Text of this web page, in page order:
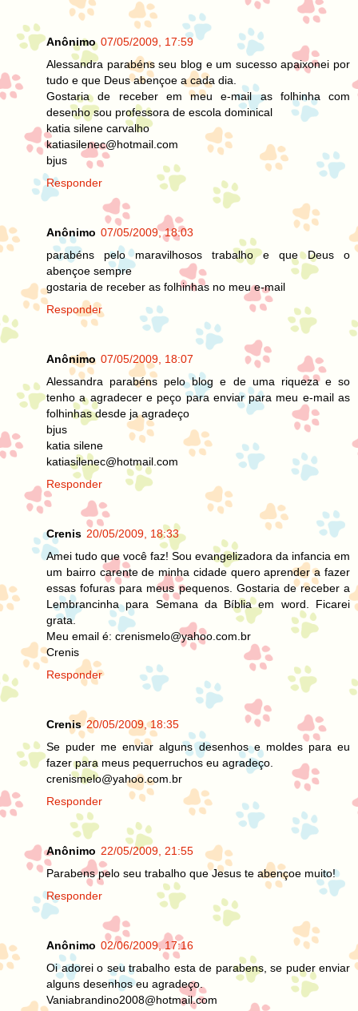
Anônimo 07/05/2009, 17:59
Alessandra parabéns seu blog e um sucesso apaixonei por
tudo e que Deus abençoe a cada dia.
Gostaria de receber em meu e-mail as folhinha com
desenho sou professora de escola dominical
katia silene carvalho
katiasilenec@hotmail.com
bjus
Responder
Anônimo 07/05/2009, 18:03
parabéns pelo maravilhosos trabalho e que Deus o
abençoe sempre
gostaria de receber as folhinhas no meu e-mail
Responder
Anônimo 07/05/2009, 18:07
Alessandra parabéns pelo blog e de uma riqueza e so
tenho a agradecer e peço para enviar para meu e-mail as
folhinhas desde ja agradeço
bjus
katia silene
katiasilenec@hotmail.com
Responder
Crenis 20/05/2009, 18:33
Amei tudo que você faz! Sou evangelizadora da infancia em
um bairro carente de minha cidade quero aprender a fazer
essas fofuras para meus pequenos. Gostaria de receber a
Lembrancinha para Semana da Bíblia em word. Ficarei
grata.
Meu email é: crenismelo@yahoo.com.br
Crenis
Responder
Crenis 20/05/2009, 18:35
Se puder me enviar alguns desenhos e moldes para eu
fazer para meus pequerruchos eu agradeço.
crenismelo@yahoo.com.br
Responder
Anônimo 22/05/2009, 21:55
Parabens pelo seu trabalho que Jesus te abençoe muito!
Responder
Anônimo 02/06/2009, 17:16
Oi adorei o seu trabalho esta de parabens, se puder enviar
alguns desenhos eu agradeço.
Vaniabrandino2008@hotmail.com